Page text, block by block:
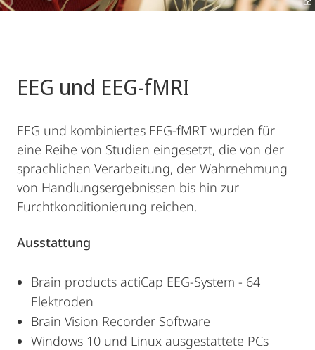
EEG und EEG-fMRI
EEG und kombiniertes EEG-fMRT wurden für
eine Reihe von Studien eingesetzt, die von der
sprachlichen Verarbeitung, der Wahrnehmung
von Handlungsergebnissen bis hin zur
Furchtkonditionierung reichen.
Ausstattung
Brain products actiCap EEG-System - 64
Elektroden
Brain Vision Recorder Software
Windows 10 und Linux ausgestattete PCs